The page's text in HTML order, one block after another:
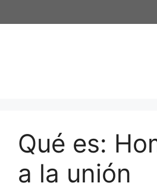
al
Qué es:
a la unión